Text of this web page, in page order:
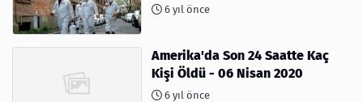
6 yıl önce
Amerika'da Son 24 Saatte Kaç
Kişi Öldü - 06 Nisan 2020
6 yıl önce